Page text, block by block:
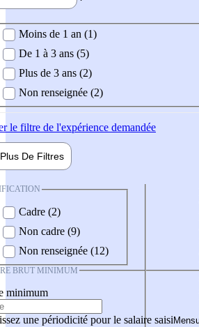
demandée
Moins de 1 an (1)
De 1 à 3 ans (5)
Plus de 3 ans (2)
Non renseignée (2)
le filtre de l'expérience demandée
Plus De Filtres
Cadre (2)
Non cadre (9)
Non renseignée (12)
BRUT MINIMUM
minimum
une périodicité pour le salaire saisi